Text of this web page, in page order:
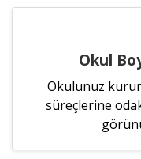
Okul
Okulunuz
süreçlerine